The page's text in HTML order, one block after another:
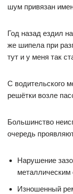
шум привязан
Год назад ездил
же шипела при
тут и у меня так
С водительского
решётки возле
Большинство
очередь
Нарушение
металлическим
Изношенный